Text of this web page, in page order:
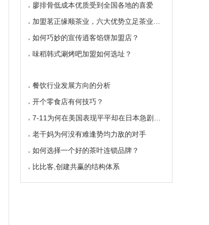
廖排骨低成本优质受到全国各地的喜爱
加盟茗正缘顺茶业，六大优势立足茶业市场
如何巧妙的宣传逍客馅饼加盟店？
味稻韩式涮烤吧加盟如何选址？
餐饮行业发展方向的分析
开个零食店有何技巧？
7-11为何在美国表现平平却在日本急剧扩张
老干妈为何没有难逢势均力敌的对手
如何选择一个好的茶叶连锁品牌？
比比客,创建共赢的结构体系